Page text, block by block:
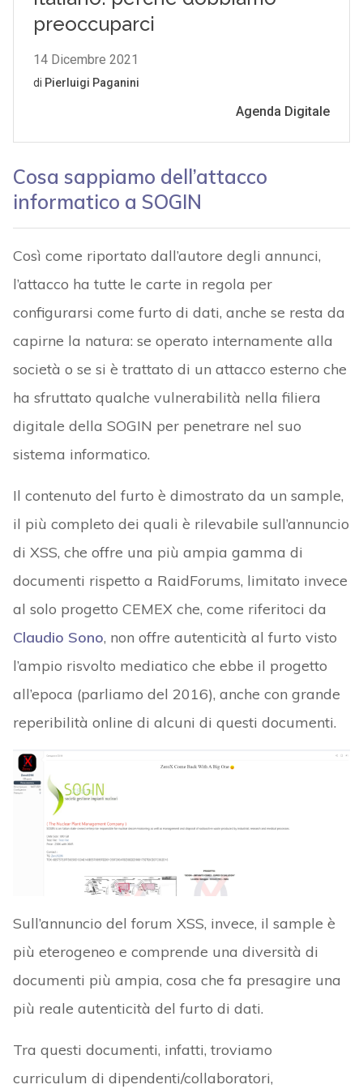
Cosa sappiamo dell’attacco
informatico a SOGIN
Così come riportato dall’autore degli annunci,
l’attacco ha tutte le carte in regola per
configurarsi come furto di dati, anche se resta da
capirne la natura: se operato internamente alla
società o se si è trattato di un attacco esterno che
ha sfruttato qualche vulnerabilità nella filiera
digitale della SOGIN per penetrare nel suo
sistema informatico.
Il contenuto del furto è dimostrato da un sample,
il più completo dei quali è rilevabile sull’annuncio
di XSS, che offre una più ampia gamma di
documenti rispetto a RaidForums, limitato invece
al solo progetto CEMEX che, come riferitoci da
Claudio Sono, non offre autenticità al furto visto
l’ampio risvolto mediatico che ebbe il progetto
all’epoca (parliamo del 2016), anche con grande
reperibilità online di alcuni di questi documenti.
Sull’annuncio del forum XSS, invece, il sample è
più eterogeneo e comprende una diversità di
documenti più ampia, cosa che fa presagire una
più reale autenticità del furto di dati.
Tra questi documenti, infatti, troviamo
curriculum di dipendenti/collaboratori,